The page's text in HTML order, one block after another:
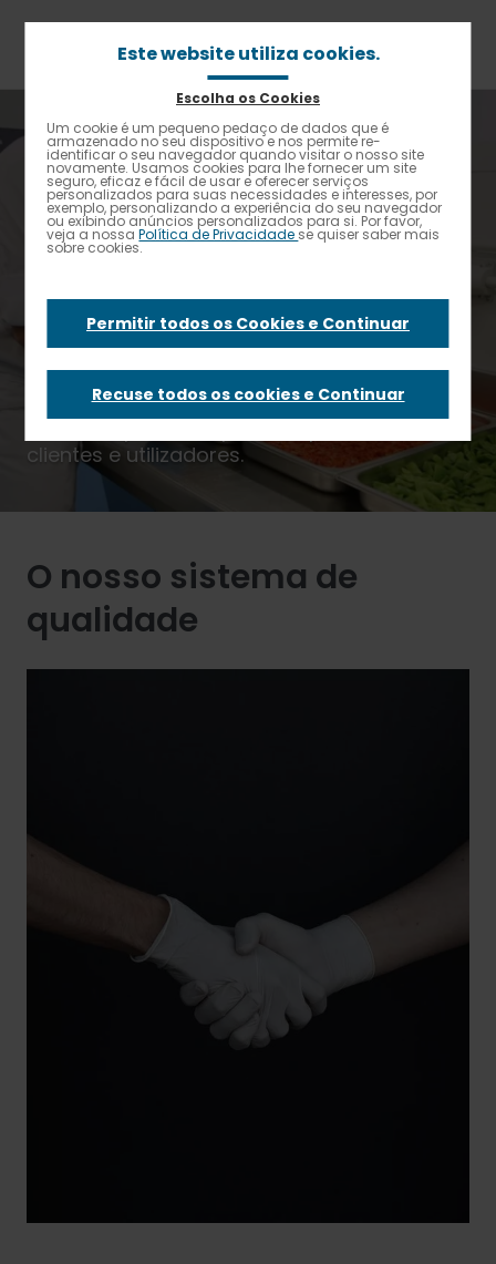
para
principal
Alto contraste
Navegação
estrutural
Home Sobre Comprometidos com a qualidade
Comprometidos
com a qualidade
Na Elior, trabalhamos todos os dias para
melhorar todos os aspetos da nossa
própria atividade, a fim de alcançar a
clientes e utilizadores.
O nosso sistema de
qualidade
Este website utiliza cookies.
Escolha os Cookies
Um cookie é um pequeno pedaço de dados que é
armazenado no seu dispositivo e nos permite re-
identificar o seu navegador quando visitar o nosso site
novamente. Usamos cookies para lhe fornecer um site
seguro, eficaz e fácil de usar e oferecer serviços
personalizados para suas necessidades e interesses, por
exemplo, personalizando a experiência do seu navegador
ou exibindo anúncios personalizados para si. Por favor,
veja a nossaPolítica de Privacidade se quiser saber mais
sobre cookies.
Permitir todos os Cookies e Continuar
Recuse todos os cookies e Continuar